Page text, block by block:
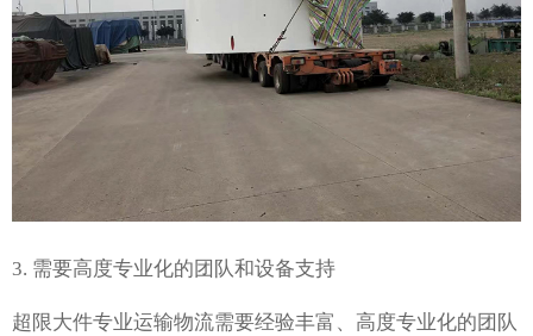
3. 需要高度专业化的团队和设备支持
超限大件专业运输物流需要经验丰富、高度专业化的团队